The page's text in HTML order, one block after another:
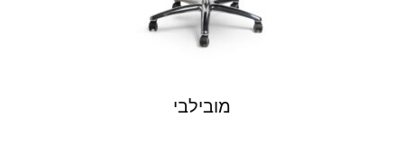
מובילבי